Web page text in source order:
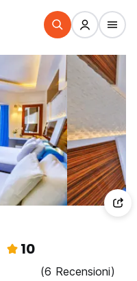
10
(6 Recensioni)